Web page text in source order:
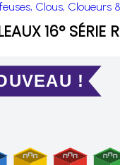
Clous,
16° SÉRIE
!